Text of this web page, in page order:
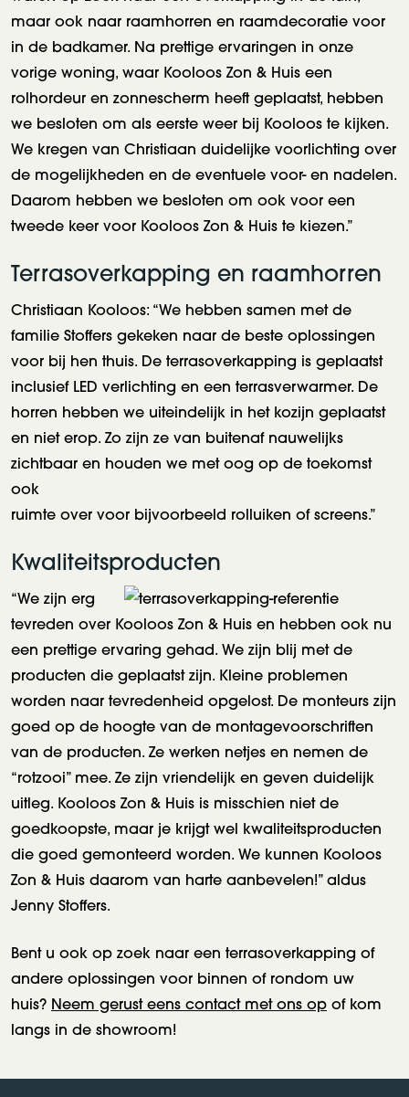
maar ook naar raamhorren en raamdecoratie voor
in de badkamer. Na prettige ervaringen in onze
vorige woning, waar Kooloos Zon & Huis een
rolhordeur en zonnescherm heeft geplaatst, hebben
we besloten om als eerste weer bij Kooloos te kijken.
We kregen van Christiaan duidelijke voorlichting over
de mogelijkheden en de eventuele voor- en nadelen.
Daarom hebben we besloten om ook voor een
tweede keer voor Kooloos Zon & Huis te kiezen.”
Terrasoverkapping en raamhorren
Christiaan Kooloos: “We hebben samen met de
familie Stoffers gekeken naar de beste oplossingen
voor bij hen thuis. De terrasoverkapping is geplaatst
inclusief LED verlichting en een terrasverwarmer. De
horren hebben we uiteindelijk in het kozijn geplaatst
en niet erop. Zo zijn ze van buitenaf nauwelijks
zichtbaar en houden we met oog op de toekomst
ook
ruimte over voor bijvoorbeeld rolluiken of screens.”
Kwaliteitsproducten
“We zijn erg
tevreden over Kooloos Zon & Huis en hebben ook nu
een prettige ervaring gehad. We zijn blij met de
producten die geplaatst zijn. Kleine problemen
worden naar tevredenheid opgelost. De monteurs zijn
goed op de hoogte van de montagevoorschriften
van de producten. Ze werken netjes en nemen de
“rotzooi” mee. Ze zijn vriendelijk en geven duidelijk
uitleg. Kooloos Zon & Huis is misschien niet de
goedkoopste, maar je krijgt wel kwaliteitsproducten
die goed gemonteerd worden. We kunnen Kooloos
Zon & Huis daarom van harte aanbevelen!” aldus
Jenny Stoffers.
Bent u ook op zoek naar een terrasoverkapping of
andere oplossingen voor binnen of rondom uw
huis? Neem gerust eens contact met ons op of kom
langs in de showroom!